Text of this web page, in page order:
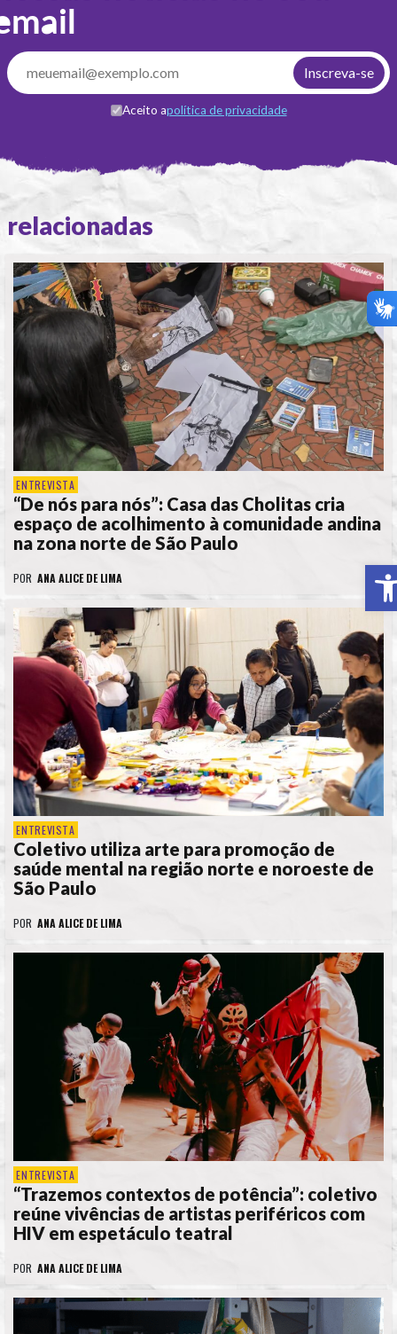
Aceito apolítica de privacidade
relacionadas
ENTREVISTA
“De nós para nós”: Casa das Cholitas cria
espaço de acolhimento à comunidade andina
na zona norte de São Paulo
POR ANA ALICE DE LIMA
ENTREVISTA
Coletivo utiliza arte para promoção de
saúde mental na região norte e noroeste de
São Paulo
POR ANA ALICE DE LIMA
ENTREVISTA
“Trazemos contextos de potência”: coletivo
reúne vivências de artistas periféricos com
HIV em espetáculo teatral
POR ANA ALICE DE LIMA